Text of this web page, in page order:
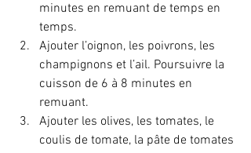
minutes en remuant de temps en
temps.
Ajouter l’oignon, les poivrons, les
champignons et l’ail. Poursuivre la
cuisson de 6 à 8 minutes en
remuant.
Ajouter les olives, les tomates, le
coulis de tomate, la pâte de tomates